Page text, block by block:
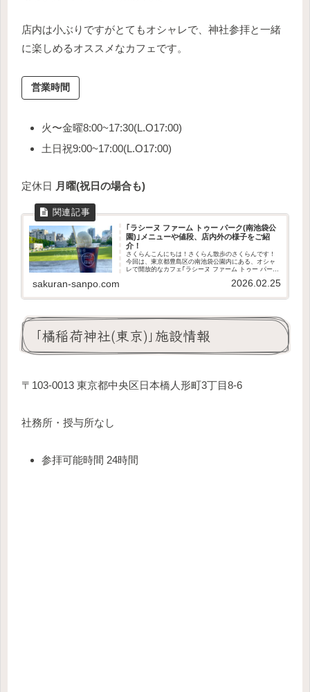
店内は小ぶりですがとてもオシャレで、神社参拝と一緒
に楽しめるオススメなカフェです。
営業時間
火〜金曜8:00~17:30(L.O17:00)
土日祝9:00~17:00(L.O17:00)
定休日 月曜(祝日の場合も)
｢ラシーヌ ファーム トゥー パーク(南池袋公
園)｣メニューや値段、店内外の様子をご紹
介！
さくらんこんにちは！さくらん散歩のさくらんです！
今回は、東京都豊島区の南池袋公園内にある、オシャ
レで開放的なカフェ｢ラシーヌ ファーム トゥー パーク
sakuran-sanpo.com 2026.02.25
｢橘稲荷神社(東京)｣施設情報
〒103-0013 東京都中央区日本橋人形町3丁目8-6
社務所・授与所なし
参拝可能時間 24時間